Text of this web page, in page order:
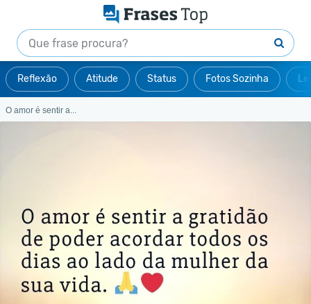
Reflexão Atitude Status Fotos Sozinha
O amor é sentir a...